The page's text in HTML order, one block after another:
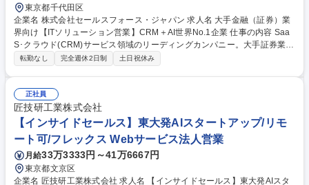
東京都千代田区
企業名 株式会社セールスフォース・ジャパン 求人名 大手金融（証券）業
界向け【ITソリューション営業】CRM＋AI世界No.1企業 仕事の内容 Saa
S･クラウド(CRM)サービス領域のリーディングカンパニー。大手証券業界
に対して、自社SaaSクラウドソリューションを直販でご提案頂きます。
クセス"実現のため顧客のビジネスを徹底的に理解し、SFA/CRM領域での
世界シェアNo.1の成功事例を各社に展開することで、顧客のビジネス課題
の解決を実現できます。TheModelの分業スタイルため、営業活動に注力
する事ができます。 募集職種 大手金融（証券）業界向け【ITソリューシ
ョン営業】CRM＋AI世界No.1企業
転勤なし 完全週休2日制 土日祝休み
正社員
匠技研工業株式会社
【インサイドセールス】東大発AIスタートアップ/リモ
ート可/フレックス Webサービス法人営業
月給33万3333円～41万6667円
東京都文京区
企業名 匠技研工業株式会社 求人名 【インサイドセールス】東大発AIスタ